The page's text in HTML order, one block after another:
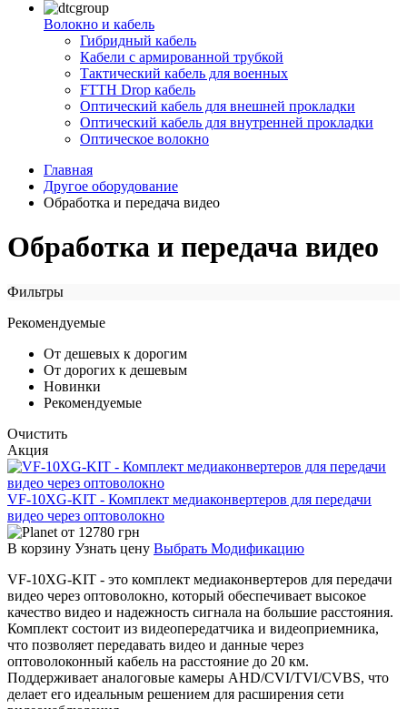
Волокно и кабель
Гибридный кабель
Кабели с армированной трубкой
Тактический кабель для военных
FTTH Drop кабель
Оптический кабель для внешней прокладки
Оптический кабель для внутренней прокладки
Оптическое волокно
Главная
Другое оборудование
Обработка и передача видео
Обработка и передача видео
Фильтры
Рекомендуемые
От дешевых к дорогим
От дорогих к дешевым
Новинки
Рекомендуемые
Очистить
Акция
VF-10XG-KIT - Комплект медиаконвертеров для передачи
видео через оптоволокно
от 12780 грн
В корзину Узнать цену Выбрать Модификацию
VF-10XG-KIT - это комплект медиаконвертеров для передачи
видео через оптоволокно, который обеспечивает высокое
качество видео и надежность сигнала на большие расстояния.
Комплект состоит из видеопередатчика и видеоприемника,
что позволяет передавать видео и данные через
оптоволоконный кабель на расстояние до 20 км.
Поддерживает аналоговые камеры AHD/CVI/TVI/CVBS, что
делает его идеальным решением для расширения сети